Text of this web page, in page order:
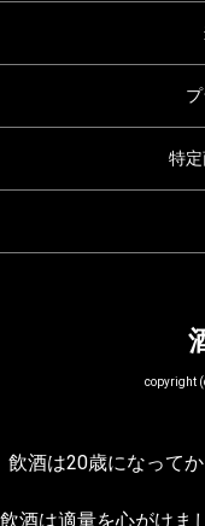
特
copyright
飲酒は20歳になって
飲酒は適量を心がけま